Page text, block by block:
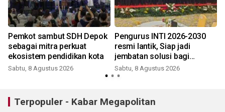
Pemkot sambut SDH Depok
sebagai mitra perkuat
ekosistem pendidikan kota
Sabtu, 8 Agustus 2026
Pengurus INTI 2026-2030
resmi lantik, Siap jadi
jembatan solusi bagi
persoalan bangsa
Sabtu, 8 Agustus 2026
Terpopuler - Kabar Megapolitan